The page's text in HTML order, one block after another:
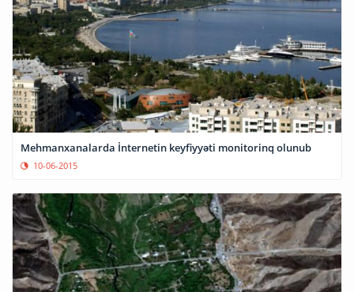
Mehmanxanalarda İnternetin keyfiyyəti monitorinq olunub
10-06-2015